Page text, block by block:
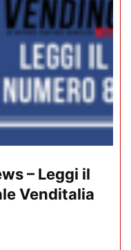
– Leggi il
Venditalia